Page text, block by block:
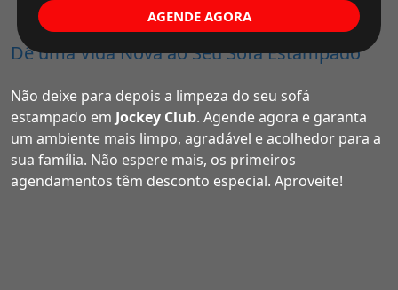
Dê uma Vida Nova ao Seu Sofá Estampado
Não deixe para depois a limpeza do seu sofá
estampado em Jockey Club. Agende agora e garanta
um ambiente mais limpo, agradável e acolhedor para a
sua família. Não espere mais, os primeiros
agendamentos têm desconto especial. Aproveite!
AGENDE AGORA